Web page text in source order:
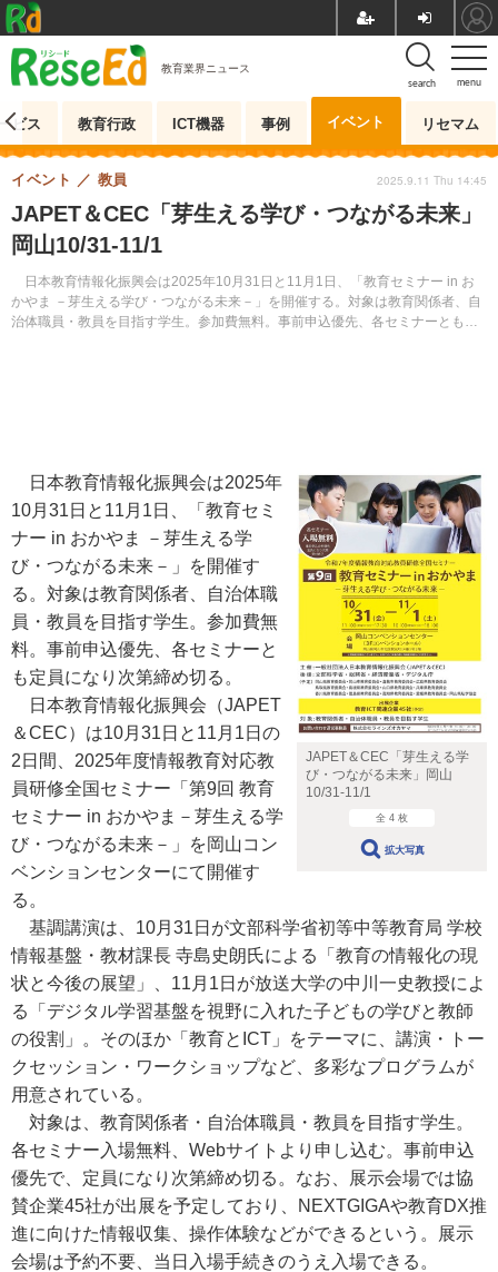
menu
search
教育業界ニュース
ビス 教育行政 ICT機器 事例 イベント リセマム
JAPET＆CEC「芽生える学び・つながる未来」
岡山10/31-11/1
日本教育情報化振興会は2025年10月31日と11月1日、「教育セミナー in お
かやま －芽生える学び・つながる未来－」を開催する。対象は教育関係者、自
治体職員・教員を目指す学生。参加費無料。事前申込優先、各セミナーとも定
イベント 教員 2025.9.11 Thu 14:45
JAPET＆CEC「芽生える学
び・つながる未来」岡山
10/31-11/1
全 4 枚
拡大写真
日本教育情報化振興会は2025年
10月31日と11月1日、「教育セミ
ナー in おかやま －芽生える学
び・つながる未来－」を開催す
る。対象は教育関係者、自治体職
員・教員を目指す学生。参加費無
料。事前申込優先、各セミナーと
も定員になり次第締め切る。
日本教育情報化振興会（JAPET
＆CEC）は10月31日と11月1日の
2日間、2025年度情報教育対応教
員研修全国セミナー「第9回 教育
セミナー in おかやま－芽生える学
び・つながる未来－」を岡山コン
ベンションセンターにて開催す
る。
基調講演は、10月31日が文部科学省初等中等教育局 学校
情報基盤・教材課長 寺島史朗氏による「教育の情報化の現
状と今後の展望」、11月1日が放送大学の中川一史教授によ
る「デジタル学習基盤を視野に入れた子どもの学びと教師
の役割」。そのほか「教育とICT」をテーマに、講演・トー
クセッション・ワークショップなど、多彩なプログラムが
用意されている。
対象は、教育関係者・自治体職員・教員を目指す学生。
各セミナー入場無料、Webサイトより申し込む。事前申込
優先で、定員になり次第締め切る。なお、展示会場では協
賛企業45社が出展を予定しており、NEXTGIGAや教育DX推
進に向けた情報収集、操作体験などができるという。展示
会場は予約不要、当日入場手続きのうえ入場できる。